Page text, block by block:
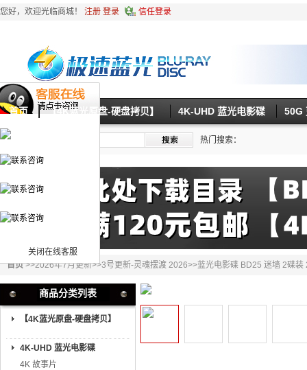
关闭在线客服
您好，欢迎光临商城！ 注册 登录 信任登录
首页 【4K蓝光原盘-硬盘拷贝】 4K-UHD 蓝光电影碟 50G
热门搜索：
首页>>2026年7月更新>>3号更新-灵魂摆渡 2026>>蓝光电影碟 BD25 迷墙 2碟装
商品分类列表
【4K蓝光原盘-硬盘拷贝】
4K-UHD 蓝光电影碟
4K 故事片